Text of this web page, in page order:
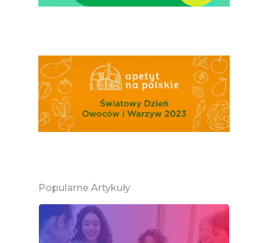
Popularne Artykuły
Efekt Metaboliczny
Projekty
MOC POLSKICH
# Wybieram
Jabłka
5 Porcji Warzyw,
Lub Soku
Nutriscore Fakty